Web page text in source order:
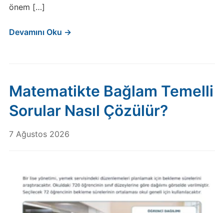
önem […]
Devamını Oku →
Matematikte Bağlam Temelli
Sorular Nasıl Çözülür?
7 Ağustos 2026